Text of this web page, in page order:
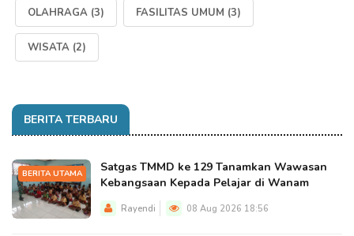
OLAHRAGA (3) FASILITAS UMUM (3)
WISATA (2)
BERITA TERBARU
BERITA UTAMA
Satgas TMMD ke 129 Tanamkan Wawasan
Kebangsaan Kepada Pelajar di Wanam
Rayendi 08 Aug 2026 18:56